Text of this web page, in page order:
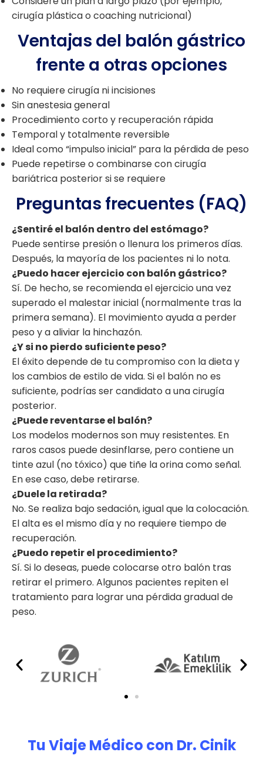
cirugía plástica o coaching nutricional)
Ventajas del balón gástrico
frente a otras opciones
No requiere cirugía ni incisiones
Sin anestesia general
Procedimiento corto y recuperación rápida
Temporal y totalmente reversible
Ideal como “impulso inicial” para la pérdida de peso
Puede repetirse o combinarse con cirugía
bariátrica posterior si se requiere
Preguntas frecuentes (FAQ)
¿Sentiré el balón dentro del estómago?
Puede sentirse presión o llenura los primeros días.
Después, la mayoría de los pacientes ni lo nota.
¿Puedo hacer ejercicio con balón gástrico?
Sí. De hecho, se recomienda el ejercicio una vez
superado el malestar inicial (normalmente tras la
primera semana). El movimiento ayuda a perder
peso y a aliviar la hinchazón.
¿Y si no pierdo suficiente peso?
El éxito depende de tu compromiso con la dieta y
los cambios de estilo de vida. Si el balón no es
suficiente, podrías ser candidato a una cirugía
posterior.
¿Puede reventarse el balón?
Los modelos modernos son muy resistentes. En
raros casos puede desinflarse, pero contiene un
tinte azul (no tóxico) que tiñe la orina como señal.
En ese caso, debe retirarse.
¿Duele la retirada?
No. Se realiza bajo sedación, igual que la colocación.
El alta es el mismo día y no requiere tiempo de
recuperación.
¿Puedo repetir el procedimiento?
Sí. Si lo deseas, puede colocarse otro balón tras
retirar el primero. Algunos pacientes repiten el
tratamiento para lograr una pérdida gradual de
peso.
Tu Viaje Médico con Dr. Cinik